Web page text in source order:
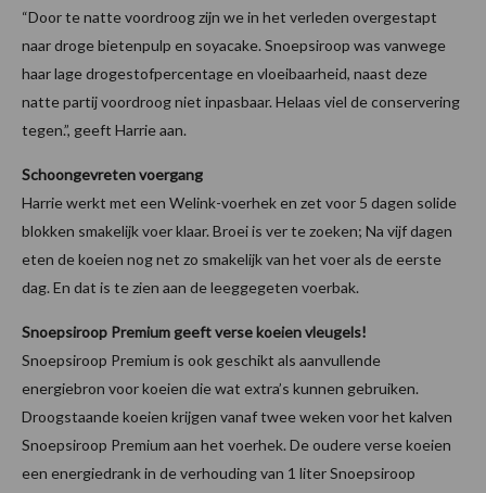
“Door te natte voordroog zijn we in het verleden overgestapt
naar droge bietenpulp en soyacake. Snoepsiroop was vanwege
haar lage drogestofpercentage en vloeibaarheid, naast deze
natte partij voordroog niet inpasbaar. Helaas viel de conservering
tegen.”, geeft Harrie aan.
Schoongevreten voergang
Harrie werkt met een Welink-voerhek en zet voor 5 dagen solide
blokken smakelijk voer klaar. Broei is ver te zoeken; Na vijf dagen
eten de koeien nog net zo smakelijk van het voer als de eerste
dag. En dat is te zien aan de leeggegeten voerbak.
Snoepsiroop Premium geeft verse koeien vleugels!
Snoepsiroop Premium is ook geschikt als aanvullende
energiebron voor koeien die wat extra’s kunnen gebruiken.
Droogstaande koeien krijgen vanaf twee weken voor het kalven
Snoepsiroop Premium aan het voerhek. De oudere verse koeien
een energiedrank in de verhouding van 1 liter Snoepsiroop